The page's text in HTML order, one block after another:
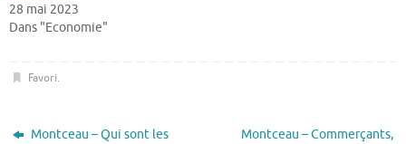
28 mai 2023
Dans "Economie"
Favori.
Montceau – Qui sont les
Montceau – Commerçants,